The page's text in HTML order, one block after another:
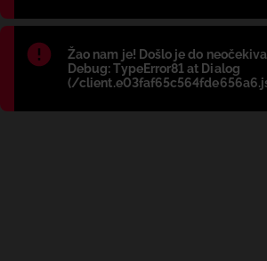
Błąd:
Žao nam je! Došlo je do
Debug: TypeError81 at Dialog
(/